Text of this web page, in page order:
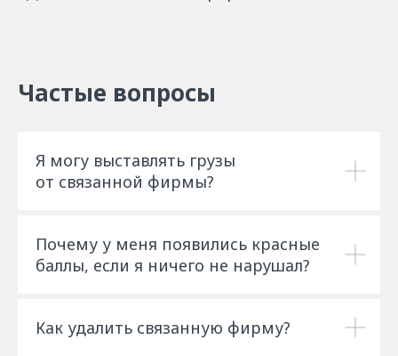
Частые вопросы
Я могу выставлять грузы
от связанной фирмы?
Почему у меня появились красные
баллы, если я ничего не нарушал?
Как удалить связанную фирму?